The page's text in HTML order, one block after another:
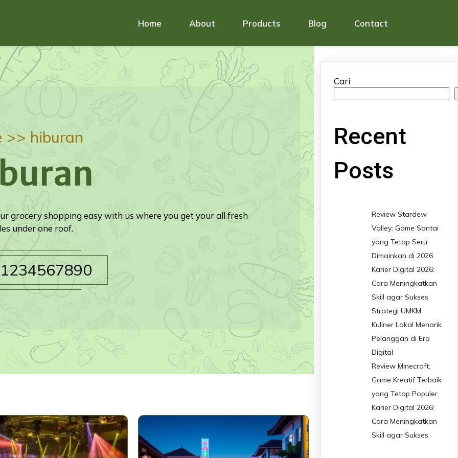
Home About Products Blog Contact
>> hiburan
grocery shopping easy with us where you get your all fresh
under one roof.
Cari
Recent
Posts
Review Stardew
Valley: Game Santai
yang Tetap Seru
Dimainkan di 2026
Karier Digital 2026:
Cara Meningkatkan
Skill agar Sukses
Strategi UMKM
Kuliner Lokal Menarik
Pelanggan di Era
Digital
Review Minecraft:
Game Kreatif Terbaik
yang Tetap Populer
Karier Digital 2026:
Cara Meningkatkan
Skill agar Sukses